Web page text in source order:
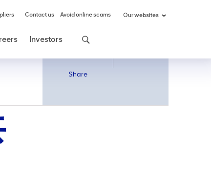
Contact us Avoid online scams Our websites
InvestorsShare
Share